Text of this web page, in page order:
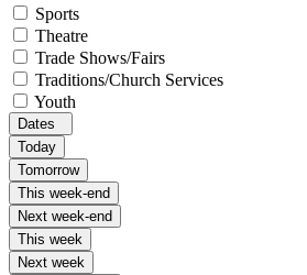
Sports
Theatre
Trade Shows/Fairs
Traditions/Church Services
Youth
Dates
Today
Tomorrow
This week-end
Next week-end
This week
Next week